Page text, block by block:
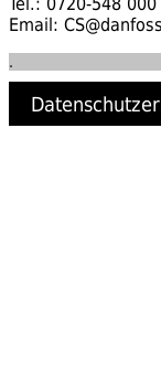
Email:
.